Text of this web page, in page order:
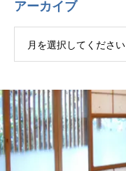
アーカイブ
月を選択してください